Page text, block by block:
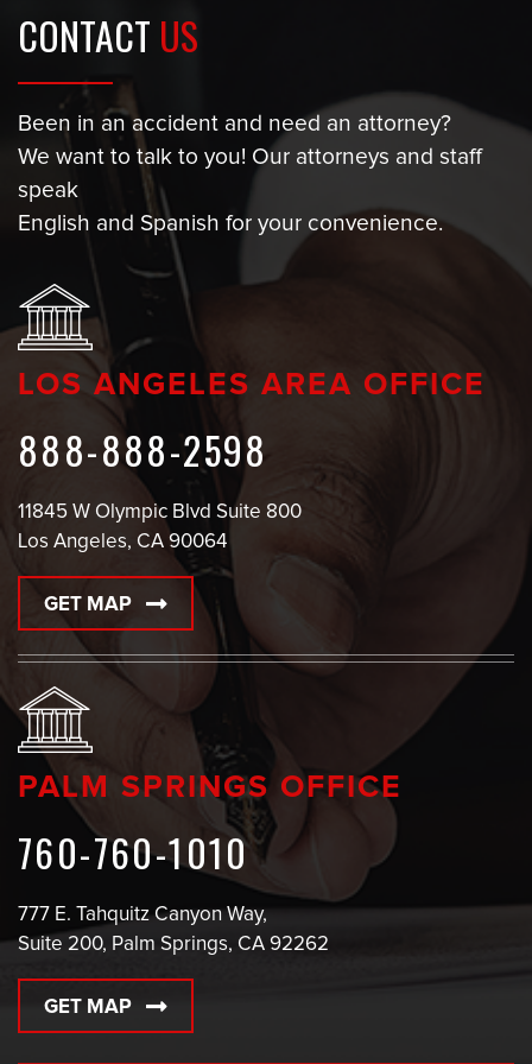
CONTACT US
Been in an accident and need an attorney?
We want to talk to you! Our attorneys and staff
speak
English and Spanish for your convenience.
LOS ANGELES AREA OFFICE
888-888-2598
11845 W Olympic Blvd Suite 800
Los Angeles, CA 90064
GET MAP
PALM SPRINGS OFFICE
760-760-1010
777 E. Tahquitz Canyon Way,
Suite 200, Palm Springs, CA 92262
GET MAP